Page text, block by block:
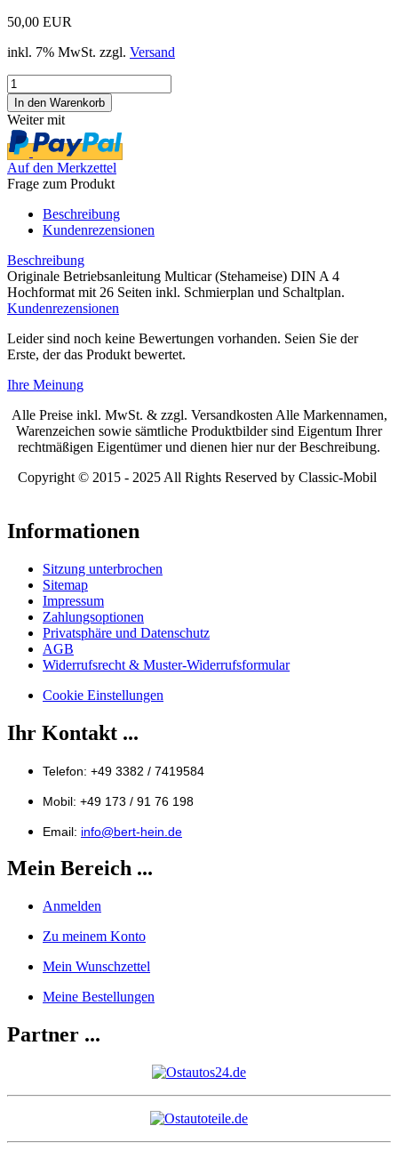
50,00 EUR
inkl. 7% MwSt. zzgl. Versand
Weiter mit
Auf den Merkzettel
Frage zum Produkt
Beschreibung
Kundenrezensionen
Beschreibung
Originale Betriebsanleitung Multicar (Stehameise) DIN A 4
Hochformat mit 26 Seiten inkl. Schmierplan und Schaltplan.
Kundenrezensionen
Leider sind noch keine Bewertungen vorhanden. Seien Sie der
Erste, der das Produkt bewertet.
Ihre Meinung
Alle Preise inkl. MwSt. & zzgl. Versandkosten Alle Markennamen,
Warenzeichen sowie sämtliche Produktbilder sind Eigentum Ihrer
rechtmäßigen Eigentümer und dienen hier nur der Beschreibung.
Copyright © 2015 - 2025 All Rights Reserved by Classic-Mobil
Informationen
Sitzung unterbrochen
Sitemap
Impressum
Zahlungsoptionen
Privatsphäre und Datenschutz
AGB
Widerrufsrecht & Muster-Widerrufsformular
Cookie Einstellungen
Ihr Kontakt ...
Telefon: +49 3382 / 7419584
Mobil: +49 173 / 91 76 198
Email: info@bert-hein.de
Mein Bereich ...
Anmelden
Zu meinem Konto
Mein Wunschzettel
Meine Bestellungen
Partner ...